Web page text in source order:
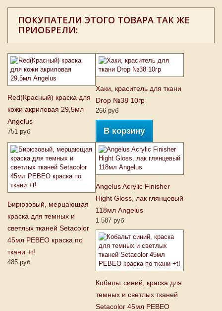
ПОКУПАТЕЛИ ЭТОГО ТОВАРА ТАК ЖЕ
ПРИОБРЕЛИ:
Red(Красный) краска для
кожи акриловая 29,5мл
Angelus
751 руб
Хаки, краситель для ткани
Drop №38 10гр
266 руб
В корзину
Бирюзовый, мерцающая
краска для темных и
светлых тканей Setacolor
45мл PEBEO краска по
ткани +t!
485 руб
Angelus Acrylic Finisher
Hight Gloss, лак глянцевый
118мл Angelus
1 587 руб
Кобальт синий, краска для
темных и светлых тканей
Setacolor 45мл PEBEO